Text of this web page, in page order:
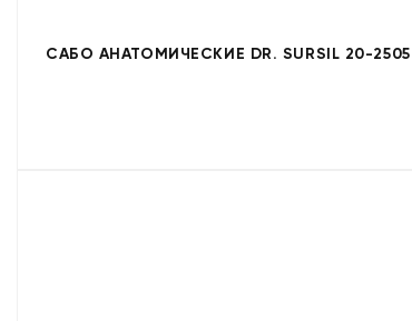
САБО АНАТОМИЧЕСКИЕ DR. SURSIL 20-2505